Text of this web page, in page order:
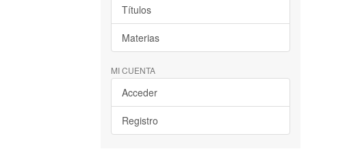
Títulos
Materias
MI CUENTA
Acceder
Registro